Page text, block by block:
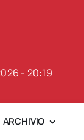
- 20:19
ARCHIVIO